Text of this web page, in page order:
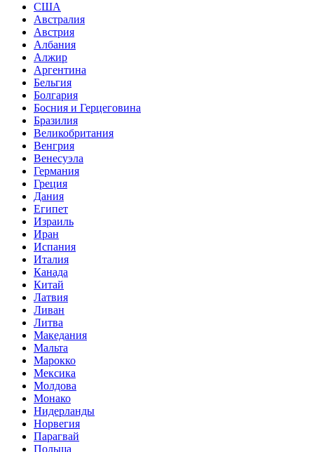
США
Австралия
Австрия
Албания
Алжир
Аргентина
Бельгия
Болгария
Босния и Герцеговина
Бразилия
Великобритания
Венгрия
Венесуэла
Германия
Греция
Дания
Египет
Израиль
Иран
Испания
Италия
Канада
Китай
Латвия
Ливан
Литва
Македания
Мальта
Марокко
Мексика
Молдова
Монако
Нидерланды
Норвегия
Парагвай
Польша